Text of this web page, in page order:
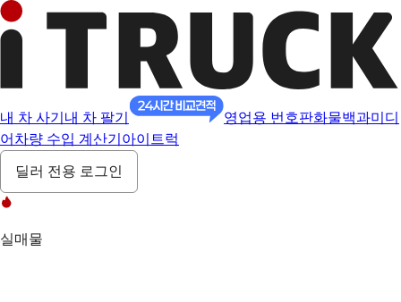
내 차 사기 내 차 팔기 영업용 번호판화물백과미디
어 차량 수입 계산기 아이트럭
딜러 전용 로그인
실매물